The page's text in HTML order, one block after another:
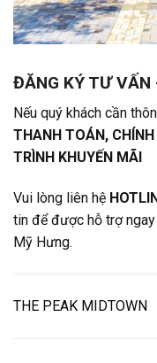
ĐĂNG KÝ TƯ VẤN
Nếu quý khách cần
THANH TOÁN,
TRÌNH KHUYẾN MÃI
Vui lòng liên hệ
tin để được hỗ trợ
Mỹ Hưng.
THE PEAK MIDTOWN